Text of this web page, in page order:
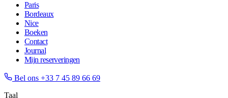
Paris
Bordeaux
Nice
Boeken
Contact
Journal
Mijn reserveringen
Bel ons +33 7 45 89 66 69
Taal